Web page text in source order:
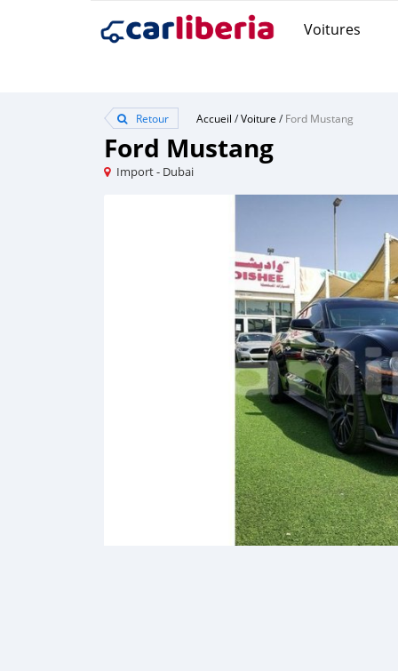
Voitures
Retour Accueil /Voiture /Ford Mustang
Ford Mustang
Import - Dubai